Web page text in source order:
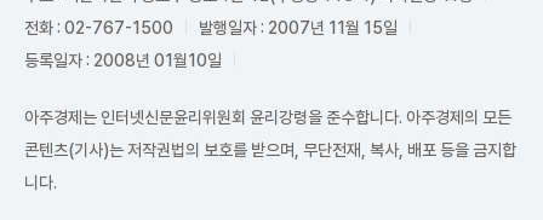
전화 : 02-767-1500
발행일자 : 2007년 11월 15일
등록일자 : 2008년 01월10일
아주경제는 인터넷신문윤리위원회 윤리강령을 준수합니다. 아주경제의 모든
콘텐츠(기사)는 저작권법의 보호를 받으며, 무단전재, 복사, 배포 등을 금지합
니다.